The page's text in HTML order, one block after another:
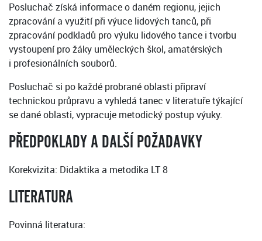
Posluchač získá informace o daném regionu, jejich
zpracování a využití při výuce lidových tanců, při
zpracování podkladů pro výuku lidového tance i tvorbu
vystoupení pro žáky uměleckých škol, amatérských
i profesionálních souborů.
Posluchač si po každé probrané oblasti připraví
technickou průpravu a vyhledá tanec v literatuře týkající
se dané oblasti, vypracuje metodický postup výuky.
PŘEDPOKLADY A DALŠÍ POŽADAVKY
Korekvizita: Didaktika a metodika LT 8
LITERATURA
Povinná literatura: